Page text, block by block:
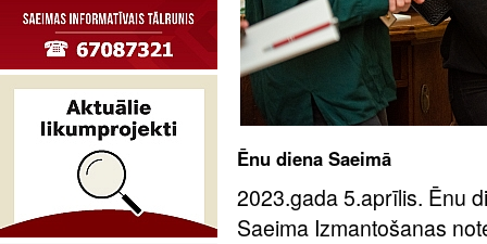
Ēnu diena Saeimā
2023.gada 5.aprīlis. Ēnu
Saeima Izmantošanas